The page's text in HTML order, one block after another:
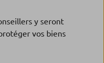
y seront
vos biens